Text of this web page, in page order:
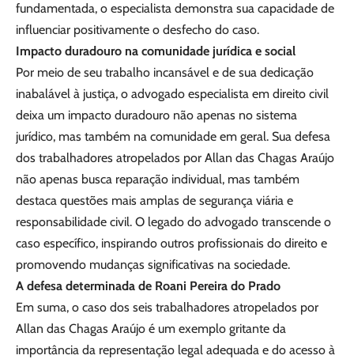
fundamentada, o especialista demonstra sua capacidade de
influenciar positivamente o desfecho do caso.
Impacto duradouro na comunidade jurídica e social
Por meio de seu trabalho incansável e de sua dedicação
inabalável à justiça, o advogado especialista em direito civil
deixa um impacto duradouro não apenas no sistema
jurídico, mas também na comunidade em geral. Sua defesa
dos trabalhadores atropelados por Allan das Chagas Araújo
não apenas busca reparação individual, mas também
destaca questões mais amplas de segurança viária e
responsabilidade civil. O legado do advogado transcende o
caso específico, inspirando outros profissionais do direito e
promovendo mudanças significativas na sociedade.
A defesa determinada de Roani Pereira do Prado
Em suma, o caso dos seis trabalhadores atropelados por
Allan das Chagas Araújo é um exemplo gritante da
importância da representação legal adequada e do acesso à